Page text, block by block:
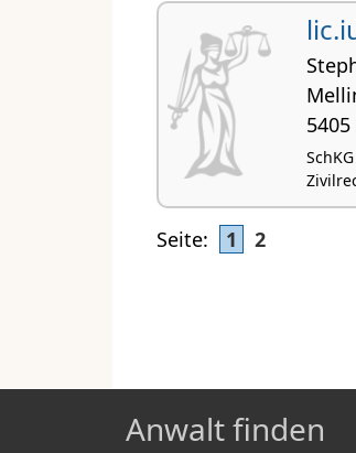
Seite: 1 2
Anwalt finden